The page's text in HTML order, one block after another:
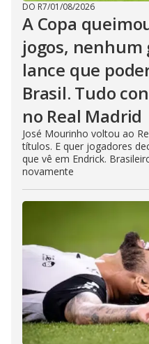
DO R7/01/08/2026
A Copa
jogos, nenhum
lance que
Brasil. Tudo
no Real Madrid
José Mourinho voltou ao
títulos. E quer jogadores
que vê em Endrick.
novamente